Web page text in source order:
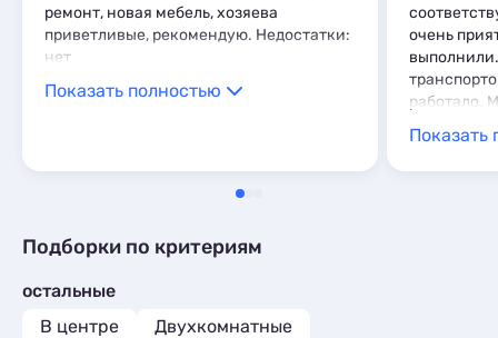
ремонт, новая мебель, хозяева
приветливые, рекомендую. Недостатки:
нет
Показать полностью
очень
работало.
машине во
за это ему
Показать
Подборки по критериям
остальные
В центре
Двухкомнатные